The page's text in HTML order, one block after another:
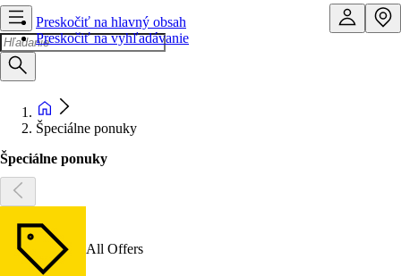
Preskočiť na hlavný obsah
Preskočiť na vyhľadávanie
Špeciálne ponuky
Špeciálne ponuky
All Offers